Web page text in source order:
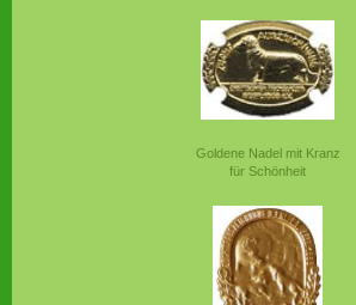
Goldene Nadel mit Kranz
für Schönheit